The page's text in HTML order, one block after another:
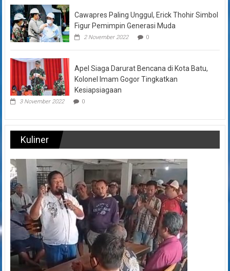
Cawapres Paling Unggul, Erick Thohir Simbol
Figur Pemimpin Generasi Muda
2 November 2022 0
Apel Siaga Darurat Bencana di Kota Batu,
Kolonel Imam Gogor Tingkatkan
Kesiapsiagaan
3 November 2022 0
Kuliner